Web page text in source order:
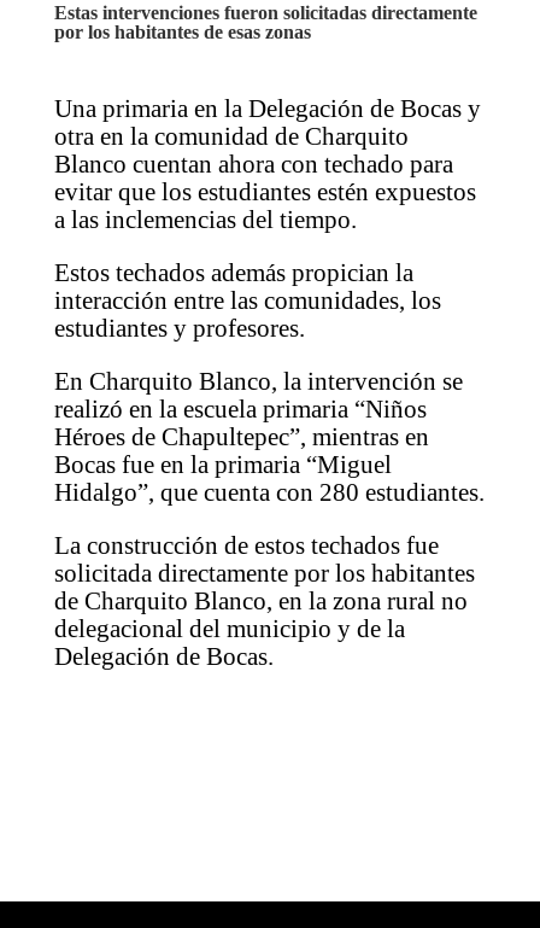
Estas intervenciones fueron solicitadas directamente
por los habitantes de esas zonas
Una primaria en la Delegación de Bocas y
otra en la comunidad de Charquito
Blanco cuentan ahora con techado para
evitar que los estudiantes estén expuestos
a las inclemencias del tiempo.
Estos techados además propician la
interacción entre las comunidades, los
estudiantes y profesores.
En Charquito Blanco, la intervención se
realizó en la escuela primaria “Niños
Héroes de Chapultepec”, mientras en
Bocas fue en la primaria “Miguel
Hidalgo”, que cuenta con 280 estudiantes.
La construcción de estos techados fue
solicitada directamente por los habitantes
de Charquito Blanco, en la zona rural no
delegacional del municipio y de la
Delegación de Bocas.